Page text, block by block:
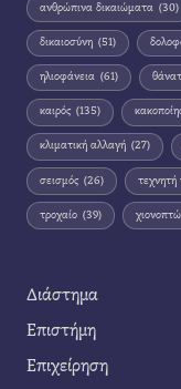
ανθρώπινα δικαιώματα (30)
δικαιοσύνη (51)
ηλιοφάνεια (61)
καιρός (135)
κλιματική αλλαγή (27)
σεισμός (26) τεχνητή
τροχαίο (39)
Διάστημα
Επιστήμη
Επιχείρηση